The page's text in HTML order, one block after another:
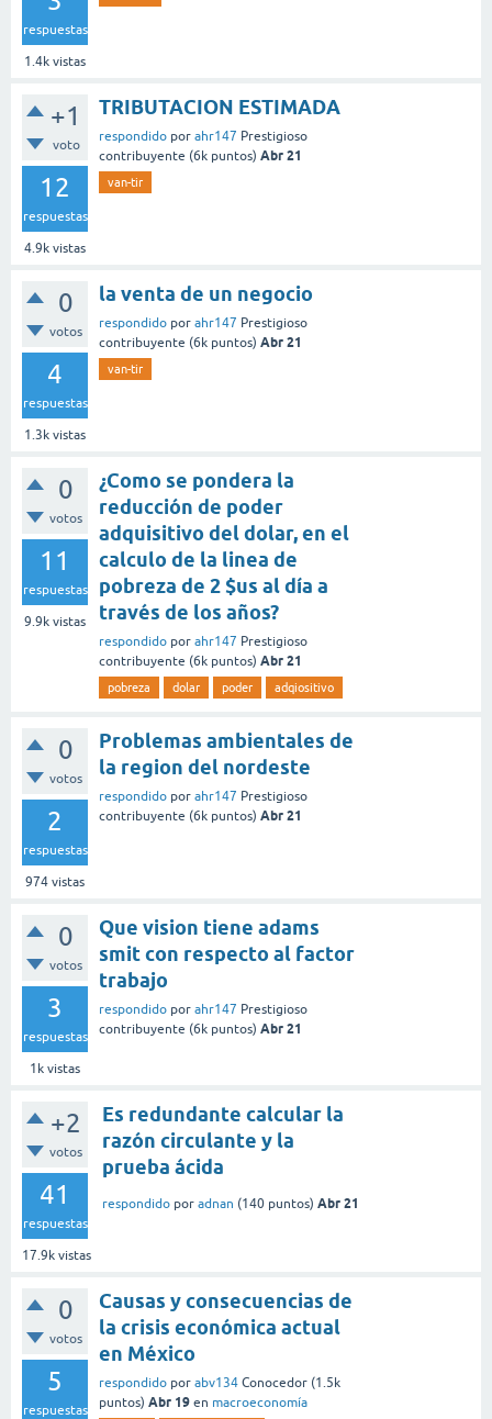
respuestas
1.4k vistas
+1
voto
12
respuestas
4.9k vistas
TRIBUTACION ESTIMADA
respondido por ahr147 Prestigioso
contribuyente (6k puntos) Abr 21
van-tir
0
votos
4
respuestas
1.3k vistas
la venta de un negocio
respondido por ahr147 Prestigioso
contribuyente (6k puntos) Abr 21
van-tir
0
votos
11
respuestas
9.9k vistas
¿Como se pondera la
reducción de poder
adquisitivo del dolar, en el
calculo de la linea de
pobreza de 2 $us al día a
través de los años?
respondido por ahr147 Prestigioso
contribuyente (6k puntos) Abr 21
pobreza dolar poder adqiositivo
0
votos
2
respuestas
974 vistas
Problemas ambientales de
la region del nordeste
respondido por ahr147 Prestigioso
contribuyente (6k puntos) Abr 21
0
votos
3
respuestas
1k vistas
Que vision tiene adams
smit con respecto al factor
trabajo
respondido por ahr147 Prestigioso
contribuyente (6k puntos) Abr 21
+2
votos
41
respuestas
17.9k vistas
Es redundante calcular la
razón circulante y la
prueba ácida
respondido por adnan (140 puntos) Abr 21
0
votos
5
respuestas
Causas y consecuencias de
la crisis económica actual
en México
respondido por abv134 Conocedor (1.5k
puntos) Abr 19 en macroeconomía